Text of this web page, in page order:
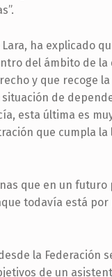
Lara, ha explicado
del ámbito de la
y que recoge
de
esta última es
que cumpla
que en un
todavía está por
la Federación
de un